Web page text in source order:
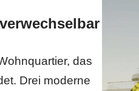
das
Drei moderne